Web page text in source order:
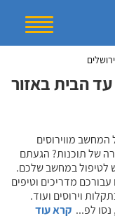
הבית באזור
מווירוסים
של תוכנות? הגעתם
לטיפול במחשב שלכם.
מדריכים וטיפים
וירוסים ועוד.
לפ... קרא עוד